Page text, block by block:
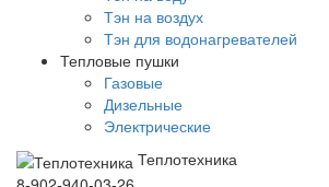
Тэн на воздух
Тэн для водонагревателей
Тепловые пушки
Газовые
Дизельные
Электрические
Теплотехника